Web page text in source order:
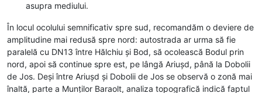
asupra mediului.
În locul ocolului semnificativ spre sud, recomandăm o deviere de
amplitudine mai redusă spre nord: autostrada ar urma să fie
paralelă cu DN13 între Hălchiu și Bod, să ocolească Bodul prin
nord, apoi să continue spre est, pe lângă Ariușd, până la Dobolii
de Jos. Deși între Ariușd și Dobolii de Jos se observă o zonă mai
înaltă, parte a Munților Baraolt, analiza topografică indică faptul